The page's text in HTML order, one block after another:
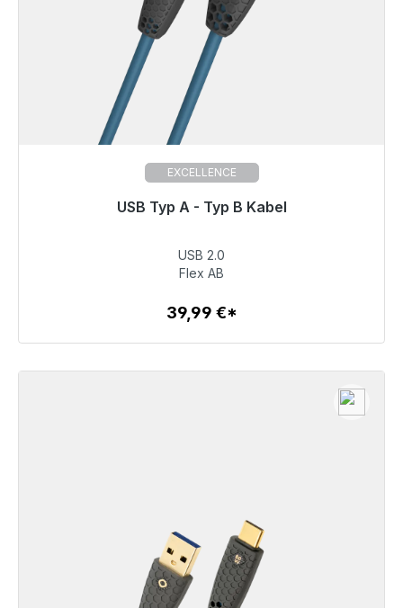
EXCELLENCE
USB Typ A - Typ B Kabel
Готовы к немедленной отправке, срок поставки
39,99 €
Детали
USB 2.0
Flex AB
39,99 €*